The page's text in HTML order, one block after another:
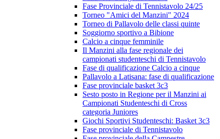
Fase Provinciale di Tennistavolo 24/25
Torneo "Amici del Manzini" 2024
Torneo di Pallavolo delle classi quinte
Soggiorno sportivo a Bibione
Calcio a cinque femminile
Il Manzini alla fase regionale dei
campionati studenteschi di Tennistavolo
Fase di qualificazione Calcio a cinque
Pallavolo a Latisana: fase di qualificazione
Fase provinciale basket 3c3
Sesto posto in Regione per il Manzini ai
Campionati Studenteschi di Cross
categoria Juniores
Giochi Sportivi Studenteschi: Basket 3c3
Fase provinciale di Tennistavolo